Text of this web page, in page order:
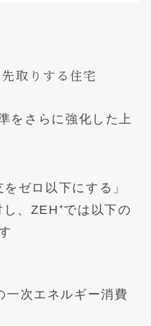
取りする住宅
をさらに強化した上
ゼロ以下にする」
、ZEH⁺では以下の
次エネルギー消費